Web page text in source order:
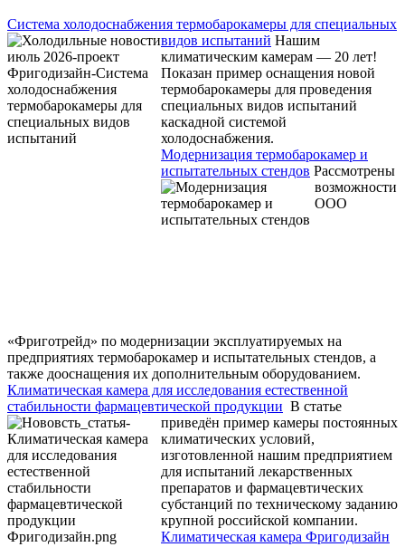
Система холодоснабжения термобарокамеры для специальных
видов испытаний Нашим
климатическим камерам — 20 лет!
Показан пример оснащения новой
термобарокамеры для проведения
специальных видов испытаний
каскадной системой
холодоснабжения.
Модернизация термобарокамер и
испытательных стендов Рассмотрены
возможности
ООО
«Фриготрейд» по модернизации эксплуатируемых на
предприятиях термобарокамер и испытательных стендов, а
также дооснащения их дополнительным оборудованием.
Климатическая камера для исследования естественной
стабильности фармацевтической продукции В статье
приведён пример камеры постоянных
климатических условий,
изготовленной нашим предприятием
для испытаний лекарственных
препаратов и фармацевтических
субстанций по техническому заданию
крупной российской компании.
Климатическая камера Фригодизайн